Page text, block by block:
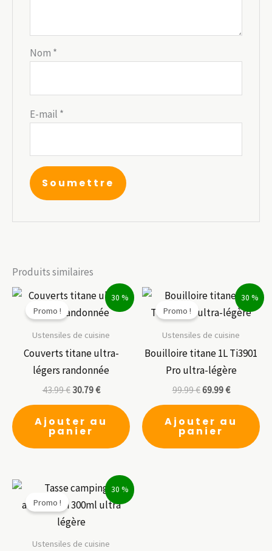
Nom *
E-mail *
Produits similaires
30 %
Promo !
Ustensiles de cuisine
Couverts titane ultra-
légers randonnée
43.99€ 30.79€
Ajouter au
panier
30 %
Promo !
Ustensiles de cuisine
Bouilloire titane 1L Ti3901
Pro ultra-légère
99.99€69.99€
Ajouter au
panier
30 %
Promo !
Ustensiles de cuisine